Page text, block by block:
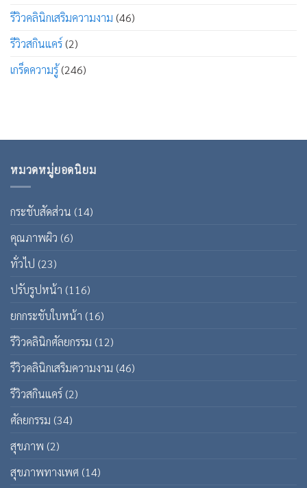
รีวิวคลินิกเสริมความงาม (46)
รีวิวสกินแคร์ (2)
เกร็ดความรู้(246)
หมวดหมู่ยอดนิยม
กระชับสัดส่วน (14)
คุณภาพผิว (6)
ทั่วไป (23)
ปรับรูปหน้า (116)
ยกกระชับใบหน้า (16)
รีวิวคลินิกศัลยกรรม (12)
รีวิวคลินิกเสริมความงาม (46)
รีวิวสกินแคร์ (2)
ศัลยกรรม (34)
สุขภาพ (2)
สุขภาพทางเพศ (14)